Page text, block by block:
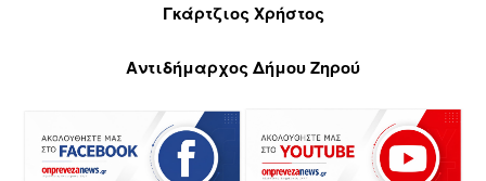
Γκάρτζιος Χρήστος
Αντιδήμαρχος Δήμου Ζηρού